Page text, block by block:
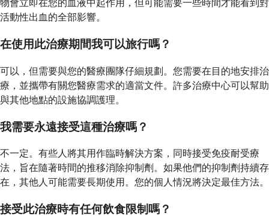
物會立即在您的血液中起作用，但可能需要一些時間才能看到對
活動性出血的全部影響。
在使用此治療期間我可以旅行嗎？
可以，但需要與您的醫療團隊仔細規劃。您需要在目的地安排治
療，並攜帶有關您醫療需求的適當文件。許多治療中心可以幫助
與其他地點的設施協調護理。
我需要永遠接受這種治療嗎？
不一定。有些人將其用作臨時解決方案，同時接受免疫耐受療
法，旨在隨著時間的推移消除抑制劑。如果他們的抑制劑持續存
在，其他人可能需要長期使用。您的個人情況將決定最佳方法。
接受此治療時有任何飲食限制嗎？